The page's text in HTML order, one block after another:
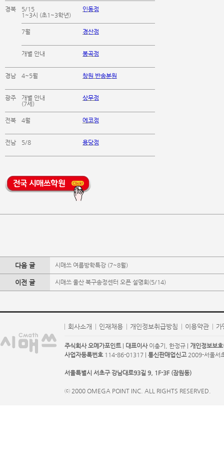
경북
5/15
1~3시 (초1~3학년)
인동점
7월 경산점
개별 안내 봉곡점
경남 4~5월 창원 반송분원
광주
개별 안내
(7세)
상무점
전북 4월 에코점
전남 5/8 용당점
다음 글 시매쓰 여름방학특강 (7~8월)
이전 글 시매쓰 울산 북구송정센터 오픈 설명회(5/14)
회사소개 인재채용 개인정보취급방침 이용약관 가
주식회사 오메가포인트| 대표이사이충기, 한정규 | 개인정보보
사업자등록번호114-86-01317 | 통신판매업신고2009-서울서
서울특별시 서초구 강남대로93길 9, 1F-3F (잠원동)
ⓒ 2000 OMEGA POINT INC. ALL RIGHTS RESERVED.